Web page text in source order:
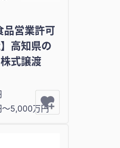
品営業許可
高知県の
式譲渡
〜5,000万円